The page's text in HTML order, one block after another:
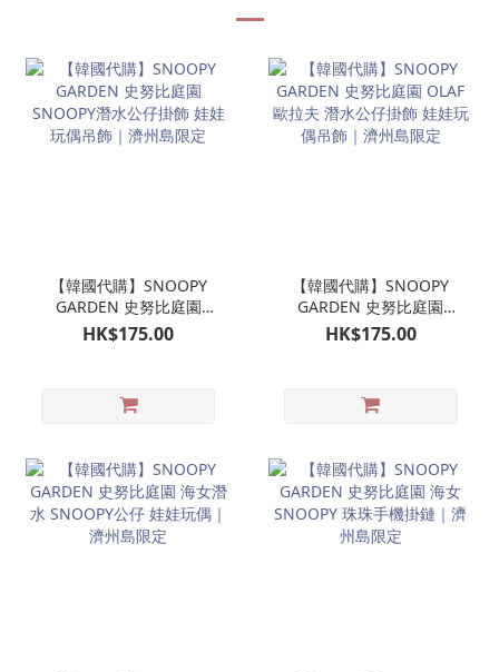
【韓國代購】SNOOPY
GARDEN 史努比庭園
SNOOPY潛水公仔掛飾 娃
娃玩偶吊飾｜濟州島限定
HK$175.00
【韓國代購】SNOOPY
GARDEN 史努比庭園
OLAF 歐拉夫 潛水公仔掛
飾 娃娃玩偶吊飾｜濟州島
HK$175.00